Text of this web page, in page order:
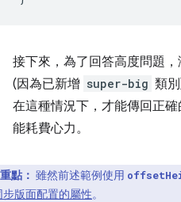
接下來，為了回答高度問題
(因為已新增 super-big 類
在這種情況下，才能傳回正
能耗費心力。
重點： 雖然前述範例使用
步版面配置的屬性。